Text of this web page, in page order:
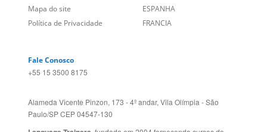
Folheto dos Cursos de
Idiomas
ZELÂNDIA
ALEMANHA
+55 15 3500 8175